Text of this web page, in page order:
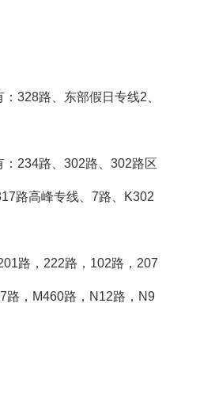
328路、东部假日专线2、
234路、302路、302路区
路高峰专线、7路、K302
路，222路，102路，207
路，M460路，N12路，N9